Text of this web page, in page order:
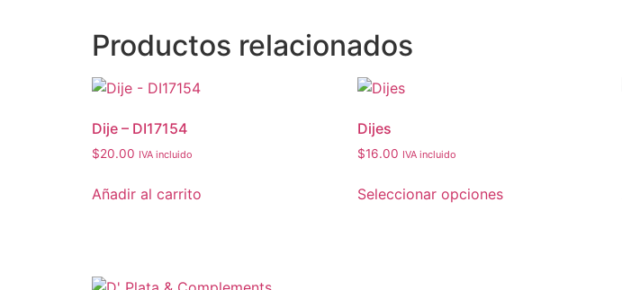
Productos relacionados
Dije – DI17154
$20.00 IVA incluido
Añadir al carrito
Dijes
$16.00 IVA incluido
Seleccionar opciones